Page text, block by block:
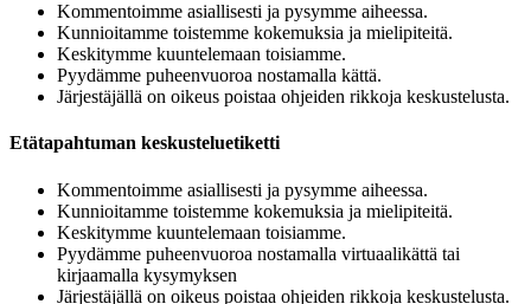
Kommentoimme asiallisesti ja pysymme aiheessa.
Kunnioitamme toistemme kokemuksia ja mielipiteitä.
Keskitymme kuuntelemaan toisiamme.
Pyydämme puheenvuoroa nostamalla kättä.
Järjestäjällä on oikeus poistaa ohjeiden rikkoja keskustelusta.
Etätapahtuman keskusteluetiketti
Kommentoimme asiallisesti ja pysymme aiheessa.
Kunnioitamme toistemme kokemuksia ja mielipiteitä.
Keskitymme kuuntelemaan toisiamme.
Pyydämme puheenvuoroa nostamalla virtuaalikättä tai
kirjaamalla kysymyksen
Järjestäjällä on oikeus poistaa ohjeiden rikkoja keskustelusta.